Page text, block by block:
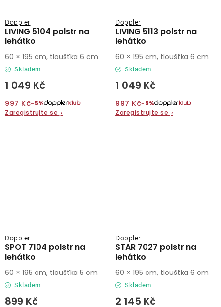
LIVING 5104 polstr na
lehátko
Doppler
Skladem
1 049 Kč
997 Kč−5%
Zaregistrujte se ›
60 × 195 cm, tloušťka 6 cm
LIVING 5113 polstr na
lehátko
Doppler
Skladem
1 049 Kč
997 Kč−5%
Zaregistrujte se ›
60 × 195 cm, tloušťka 6 cm
SPOT 7104 polstr na
lehátko
Doppler
Skladem
899 Kč
60 × 195 cm, tloušťka 5 cm
STAR 7027 polstr na
lehátko
Doppler
Skladem
2 145 Kč
60 × 195 cm, tloušťka 6 cm